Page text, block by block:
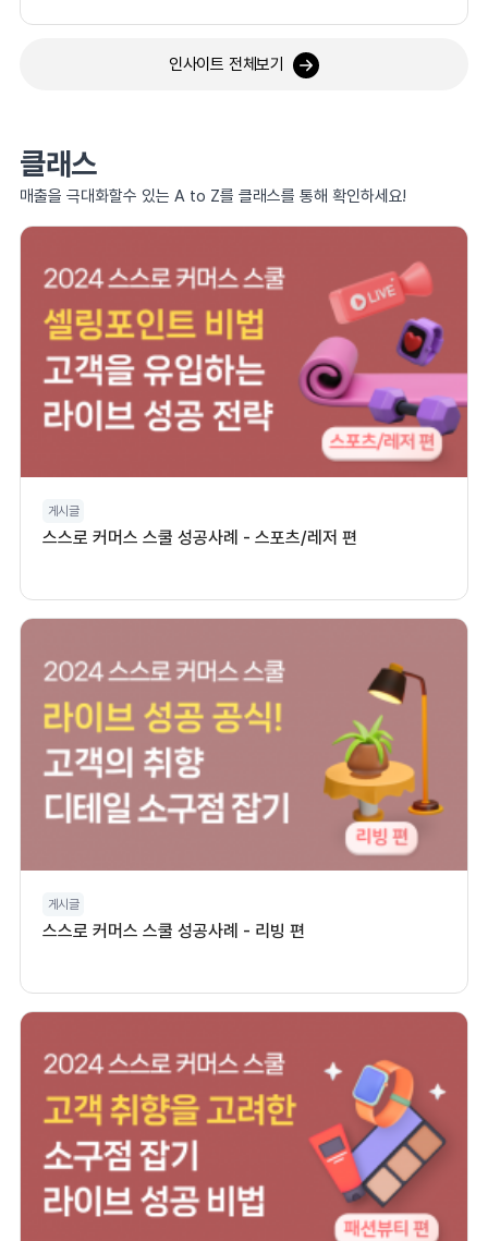
인사이트 전체보기
클래스
매출을 극대화할수 있는 A to Z를 클래스를 통해 확인하세요!
게시글
스스로 커머스 스쿨 성공사례 - 스포츠/레저 편
게시글
스스로 커머스 스쿨 성공사례 - 리빙 편